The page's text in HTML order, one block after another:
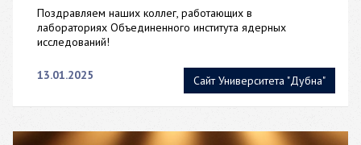
Сайт Университета "Дубна"
Поздравляем наших коллег, работающих в
лабораториях Объединенного института ядерных
исследований!
13.01.2025